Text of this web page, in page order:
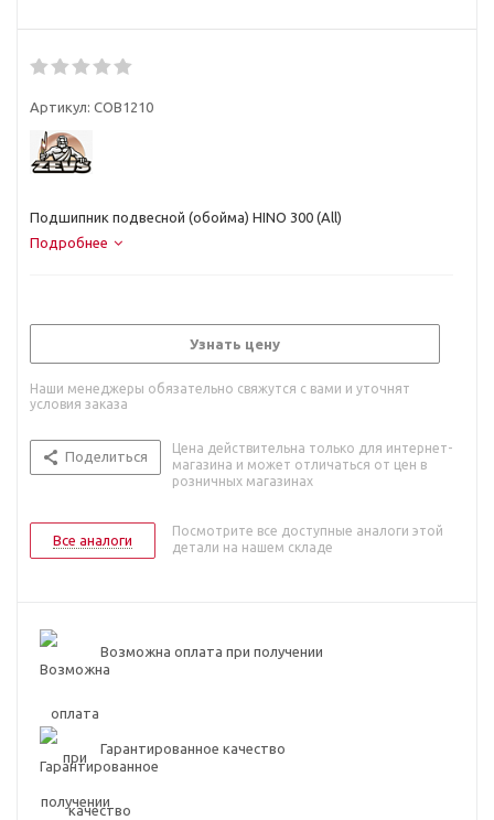
Артикул: COB1210
Подшипник подвесной (обойма) HINO 300 (All)
Подробнее
Узнать цену
Наши менеджеры обязательно свяжутся с вами и уточнят
условия заказа
Поделиться
Цена действительна только для интернет-
магазина и может отличаться от цен в
розничных магазинах
Все аналоги
Посмотрите все доступные аналоги этой
детали на нашем складе
Возможна оплата при получении
Гарантированное качество